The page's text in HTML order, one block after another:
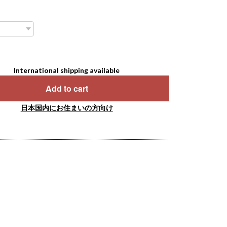
International shipping available
Add to cart
日本国内にお住まいの方向け